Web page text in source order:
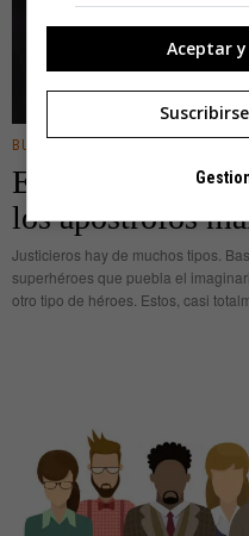
BUSINESS
El Banksy de la
los apóstrofos
Justicieros hay de muchos tipos.
superhéroes que puebla el
otro tipo de héroes. Estos, casi
Aceptar y